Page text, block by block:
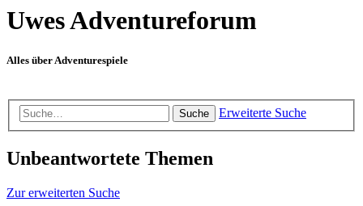
Uwes Adventureforum
Alles über Adventurespiele
Suche Erweiterte Suche
Unbeantwortete Themen
Zur erweiterten Suche